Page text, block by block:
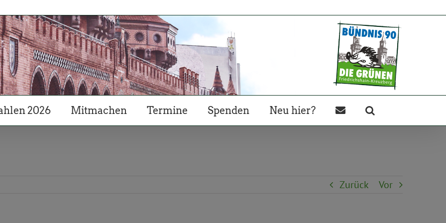
2026 Mitmachen Termine Spenden Neu hier?
Zurück Vor